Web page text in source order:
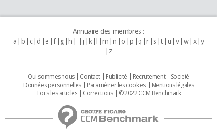
Annuaire des membres :
a b c d e f g h i j k l m n o p q r s t u v w x y
z
Qui sommes nous Contact Publicité Recrutement
Societé
Données personnelles
Paramétrer les cookies
Mentions légales
Tous les articles
Corrections © 2022 CCM Benchmark